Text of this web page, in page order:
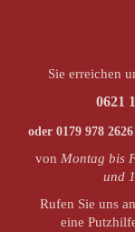
Sie erreichen
0621
oder 0179 978 2626
von Montag bis
und
Rufen Sie uns
eine